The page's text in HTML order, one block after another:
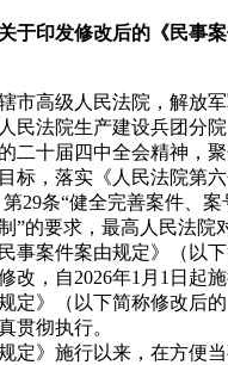
印发修改后的《民事案
市高级人民法院，解放
民法院生产建设兵团分院
十届四中全会精神，聚
标，落实《人民法院第
第29条“健全完善案件、
”的要求，最高人民法院
事案件案由规定》（以
改，自2026年1月1日起
定》（以下简称修改后的
贯彻执行。
》施行以来，在方便当